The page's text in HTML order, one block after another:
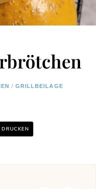
/ GRILLBEILAGE